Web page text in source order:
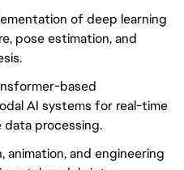
of deep learning
pose estimation, and
based
AI systems for real-time
data processing.
animation, and engineering